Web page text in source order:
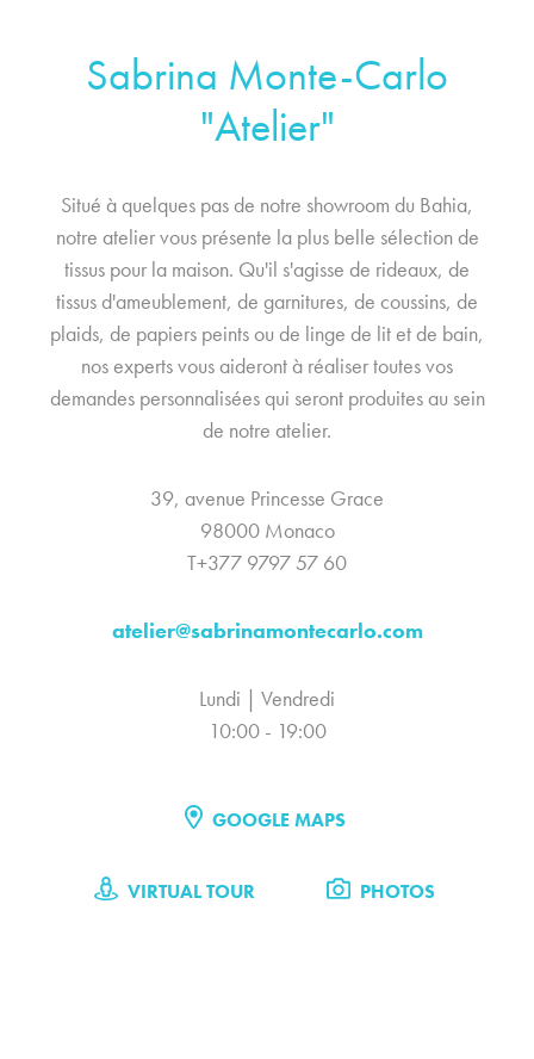
Sabrina Monte-Carlo
"Atelier"
Situé à quelques pas de notre showroom du Bahia,
notre atelier vous présente la plus belle sélection de
tissus pour la maison. Qu'il s'agisse de rideaux, de
tissus d'ameublement, de garnitures, de coussins, de
plaids, de papiers peints ou de linge de lit et de bain,
nos experts vous aideront à réaliser toutes vos
demandes personnalisées qui seront produites au sein
de notre atelier.
39, avenue Princesse Grace
98000 Monaco
T+377 9797 57 60
atelier@sabrinamontecarlo.com
Lundi | Vendredi
10:00 - 19:00
GOOGLE MAPS
VIRTUAL TOUR PHOTOS